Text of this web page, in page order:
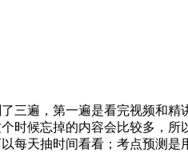
三遍，第一遍是看完视频和精
时候忘掉的内容会比较多，所
每天抽时间看看；考点预测是